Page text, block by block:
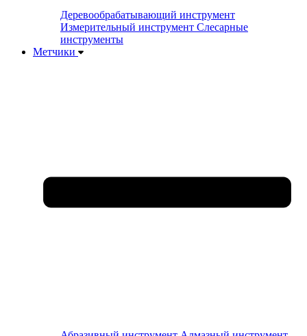
Деревообрабатывающий инструмент
Измерительный инструмент Слесарные
инструменты
Метчики